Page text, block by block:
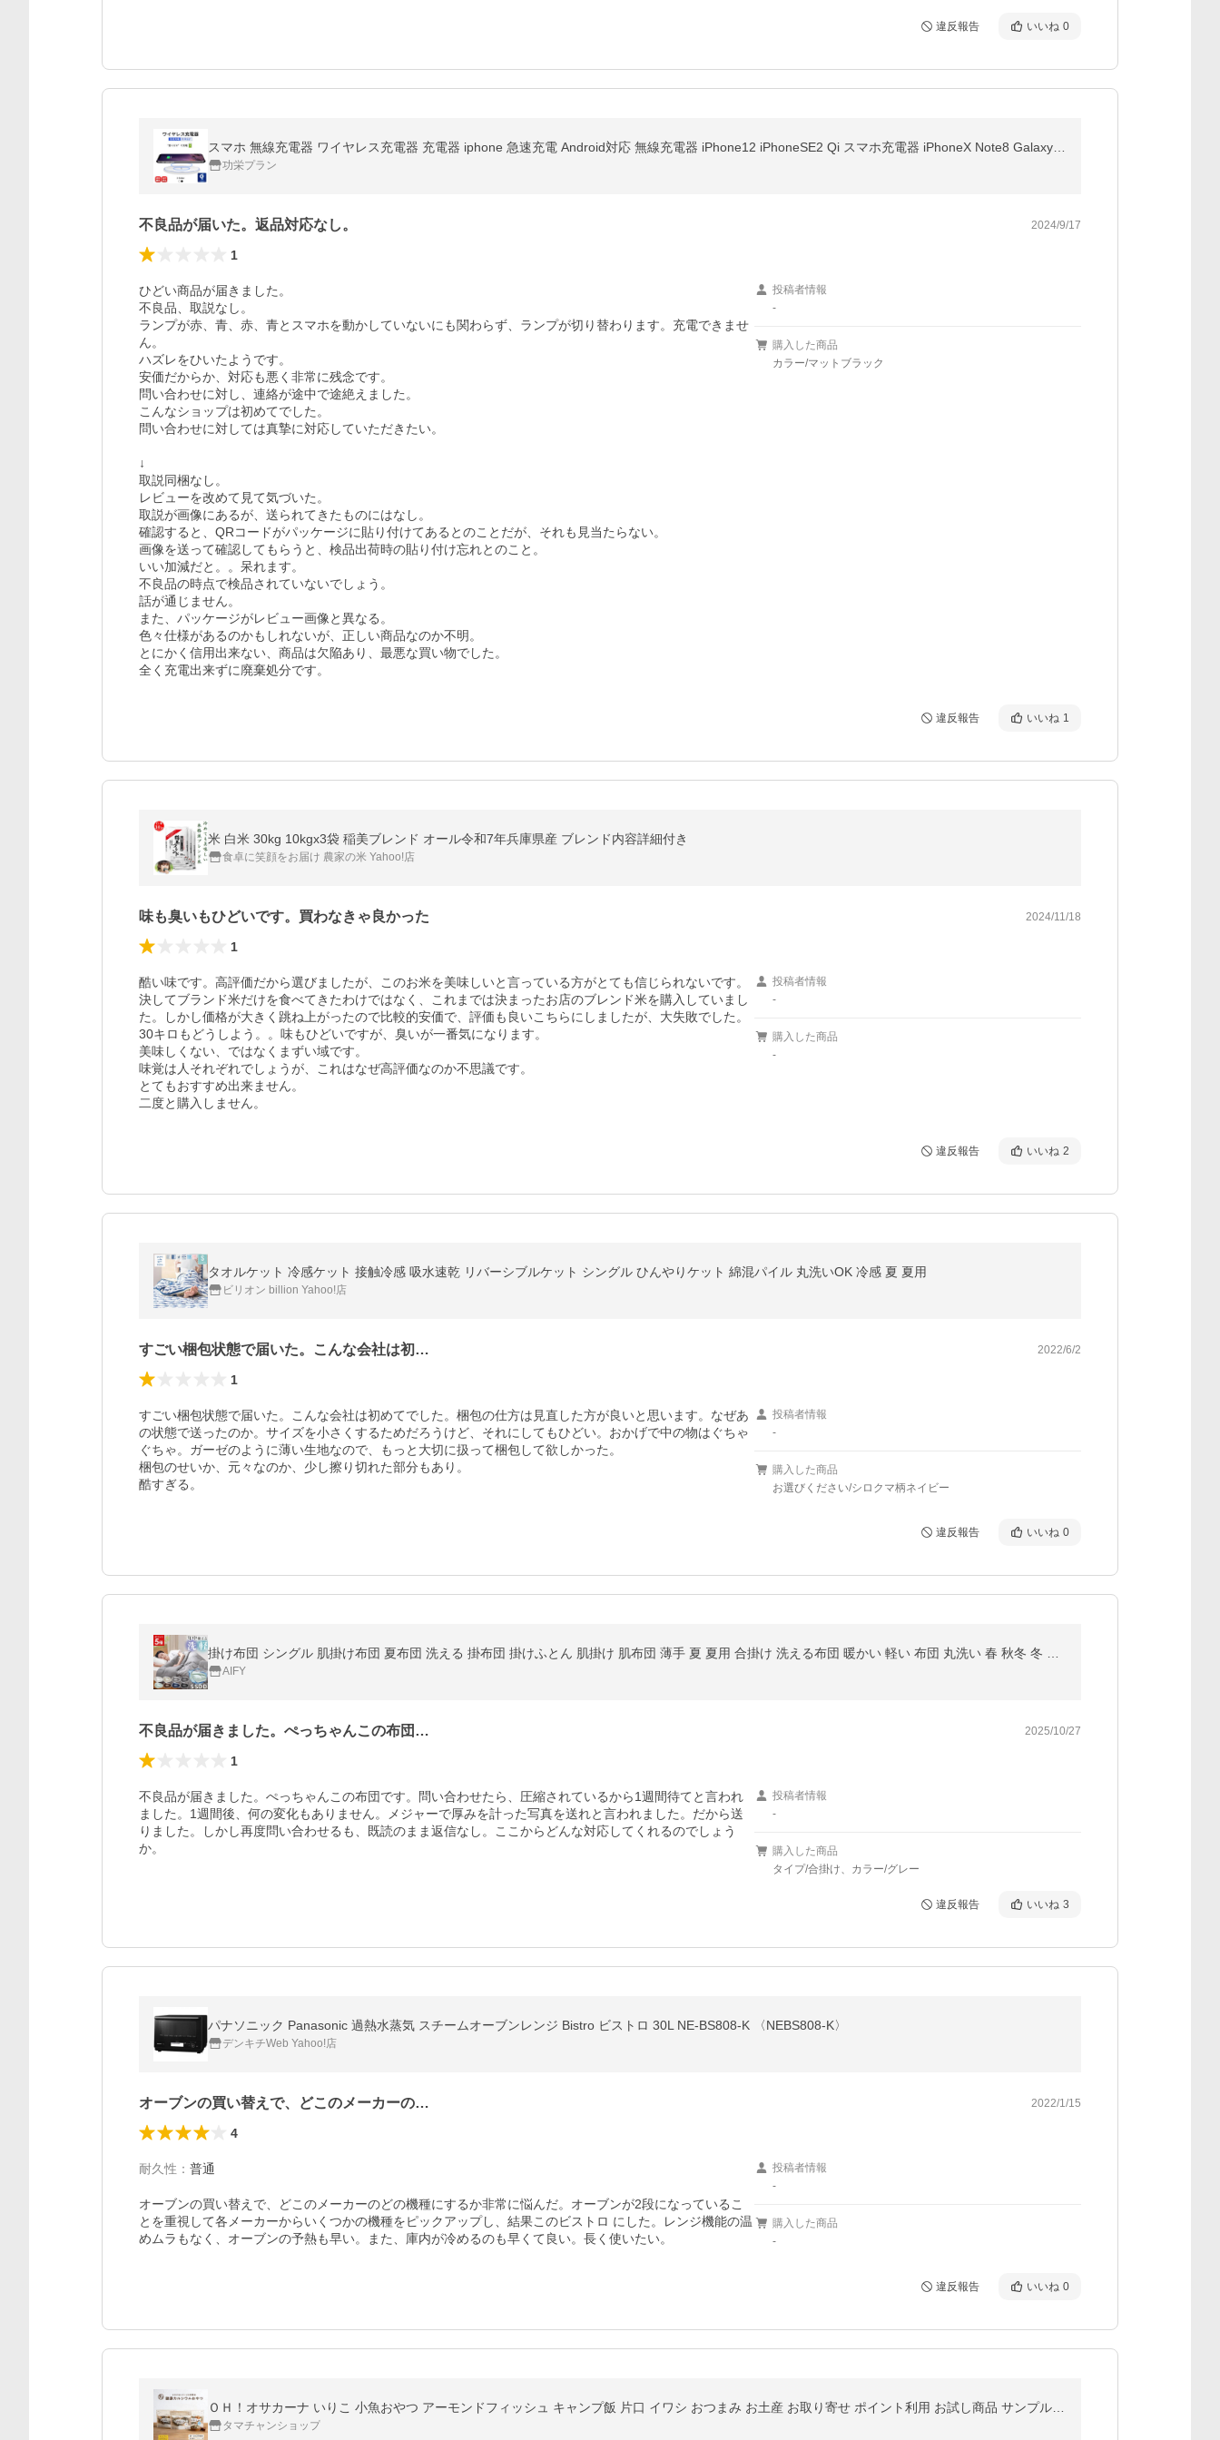
違反報告 いいね 0
功栄プラン
不良品が届いた。返品対応なし。 2024/9/17
1
ひどい商品が届きました。
不良品、取説なし。
ランプが赤、青、赤、青とスマホを動かしていないにも関わらず、ランプが切り替わります。充電できませ
ん。
ハズレをひいたようです。
安価だからか、対応も悪く非常に残念です。
問い合わせに対し、連絡が途中で途絶えました。
こんなショップは初めてでした。
問い合わせに対しては真摯に対応していただきたい。
↓
取説同梱なし。
レビューを改めて見て気づいた。
取説が画像にあるが、送られてきたものにはなし。
確認すると、QRコードがパッケージに貼り付けてあるとのことだが、それも見当たらない。
画像を送って確認してもらうと、検品出荷時の貼り付け忘れとのこと。
いい加減だと。。呆れます。
不良品の時点で検品されていないでしょう。
話が通じません。
また、パッケージがレビュー画像と異なる。
色々仕様があるのかもしれないが、正しい商品なのか不明。
とにかく信用出来ない、商品は欠陥あり、最悪な買い物でした。
全く充電出来ずに廃棄処分です。
投稿者情報
-
購入した商品
カラー/マットブラック
違反報告 いいね 1
米 白米 30kg 10kgx3袋 稲美ブレンド オール令和7年兵庫県産 ブレンド内容詳細付き
食卓に笑顔をお届け 農家の米 Yahoo!店
味も臭いもひどいです。買わなきゃ良かった 2024/11/18
1
酷い味です。高評価だから選びましたが、このお米を美味しいと言っている方がとても信じられないです。
決してブランド米だけを食べてきたわけではなく、これまでは決まったお店のブレンド米を購入していまし
た。しかし価格が大きく跳ね上がったので比較的安価で、評価も良いこちらにしましたが、大失敗でした。
30キロもどうしよう。。味もひどいですが、臭いが一番気になります。
美味しくない、ではなくまずい域です。
味覚は人それぞれでしょうが、これはなぜ高評価なのか不思議です。
とてもおすすめ出来ません。
二度と購入しません。
投稿者情報
-
購入した商品
-
違反報告 いいね 2
タオルケット 冷感ケット 接触冷感 吸水速乾 リバーシブルケット シングル ひんやりケット 綿混パイル 丸洗いOK 冷感 夏 夏用
ビリオン billion Yahoo!店
すごい梱包状態で届いた。こんな会社は初… 2022/6/2
1
すごい梱包状態で届いた。こんな会社は初めてでした。梱包の仕方は見直した方が良いと思います。なぜあ
の状態で送ったのか。サイズを小さくするためだろうけど、それにしてもひどい。おかげで中の物はぐちゃ
ぐちゃ。ガーゼのように薄い生地なので、もっと大切に扱って梱包して欲しかった。
梱包のせいか、元々なのか、少し擦り切れた部分もあり。
酷すぎる。
投稿者情報
-
購入した商品
お選びください/シロクマ柄ネイビー
違反報告 いいね 0
AIFY
不良品が届きました。ぺっちゃんこの布団… 2025/10/27
1
不良品が届きました。ぺっちゃんこの布団です。問い合わせたら、圧縮されているから1週間待てと言われ
ました。1週間後、何の変化もありません。メジャーで厚みを計った写真を送れと言われました。だから送
りました。しかし再度問い合わせるも、既読のまま返信なし。ここからどんな対応してくれるのでしょう
か。
投稿者情報
-
購入した商品
タイプ/合掛け、カラー/グレー
違反報告 いいね 3
パナソニック Panasonic 過熱水蒸気 スチームオーブンレンジ Bistro ビストロ 30L NE-BS808-K 〈NEBS808-K〉
デンキチWeb Yahoo!店
オーブンの買い替えで、どこのメーカーの… 2022/1/15
4
耐久性 ： 普通
オーブンの買い替えで、どこのメーカーのどの機種にするか非常に悩んだ。オーブンが2段になっているこ
とを重視して各メーカーからいくつかの機種をピックアップし、結果このビストロ にした。レンジ機能の温
めムラもなく、オーブンの予熱も早い。また、庫内が冷めるのも早くて良い。長く使いたい。
投稿者情報
-
購入した商品
-
違反報告 いいね 0
タマチャンショップ